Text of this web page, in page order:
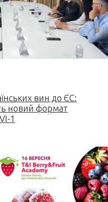
вин до ЄС:
новий формат
1